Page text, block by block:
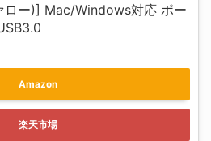
ロー)] Mac/Windows対応 ポー
Amazon
楽天市場